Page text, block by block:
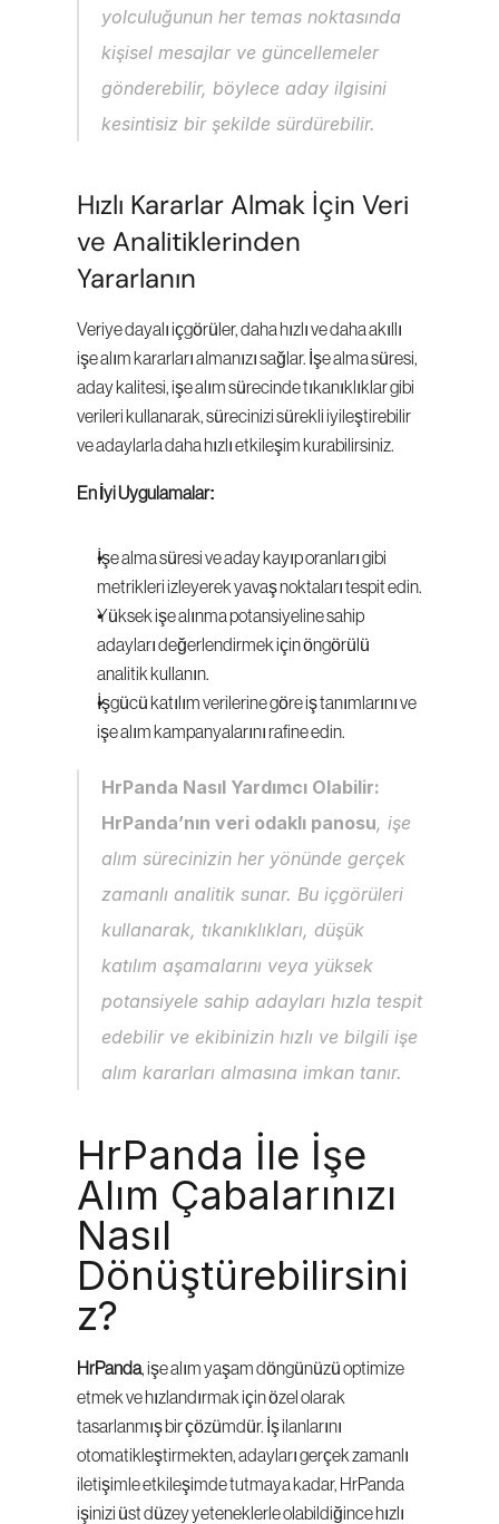
yolculuğunun her temas noktasında
kişisel mesajlar ve güncellemeler
gönderebilir, böylece aday ilgisini
kesintisiz bir şekilde sürdürebilir.
Hızlı Kararlar Almak İçin Veri
ve Analitiklerinden
Yararlanın
Veriye dayalı içgörüler, daha hızlı ve daha akıllı
işe alım kararları almanızı sağlar. İşe alma süresi,
aday kalitesi, işe alım sürecinde tıkanıklıklar gibi
verileri kullanarak, sürecinizi sürekli iyileştirebilir
ve adaylarla daha hızlı etkileşim kurabilirsiniz.
En İyi Uygulamalar:
İşe alma süresi ve aday kayıp oranları gibi
metrikleri izleyerek yavaş noktaları tespit edin.
Yüksek işe alınma potansiyeline sahip
adayları değerlendirmek için öngörülü
analitik kullanın.
İşgücü katılım verilerine göre iş tanımlarını ve
işe alım kampanyalarını rafine edin.
HrPanda Nasıl Yardımcı Olabilir:
HrPanda’nın veri odaklı panosu, işe
alım sürecinizin her yönünde gerçek
zamanlı analitik sunar. Bu içgörüleri
kullanarak, tıkanıklıkları, düşük
katılım aşamalarını veya yüksek
potansiyele sahip adayları hızla tespit
edebilir ve ekibinizin hızlı ve bilgili işe
alım kararları almasına imkan tanır.
HrPanda İle İşe
Alım Çabalarınızı
Nasıl
Dönüştürebilirsini
z?
HrPanda, işe alım yaşam döngünüzü optimize
etmek ve hızlandırmak için özel olarak
tasarlanmış bir çözümdür. İş ilanlarını
otomatikleştirmekten, adayları gerçek zamanlı
iletişimle etkileşimde tutmaya kadar, HrPanda
işinizi üst düzey yeteneklerle olabildiğince hızlı